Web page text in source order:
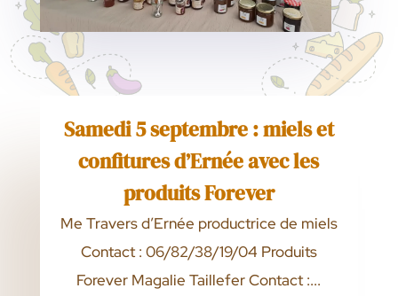
Samedi 5 septembre : miels et
confitures d’Ernée avec les
produits Forever
Me Travers d’Ernée productrice de miels
Contact : 06/82/38/19/04 Produits
Forever Magalie Taillefer Contact :...